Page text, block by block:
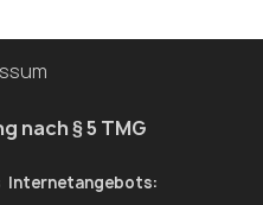
nach § 5 TMG
Internetangebots: